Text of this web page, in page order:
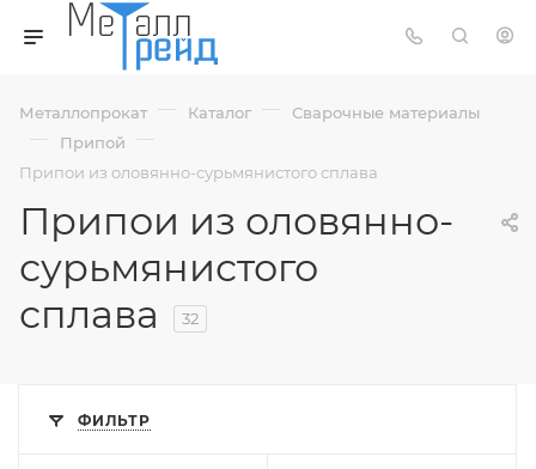
Металлопрокат — Каталог — Сварочные материалы
— Припой —
Припои из оловянно-сурьмянистого сплава
Припои из оловянно-
сурьмянистого
сплава
32
ФИЛЬТР